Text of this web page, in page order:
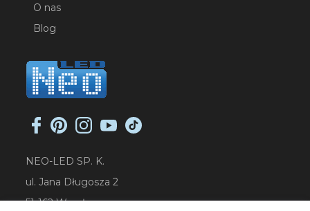
O nas
Blog
NEO-LED SP. K.
ul. Jana Długosza 2
51-162 Wrocław